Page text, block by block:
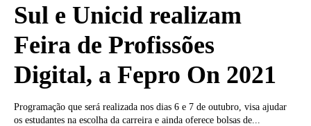
Sul e Unicid realizam
Feira de Profissões
Digital, a Fepro On 2021
Programação que será realizada nos dias 6 e 7 de outubro, visa ajudar
os estudantes na escolha da carreira e ainda oferece bolsas de...